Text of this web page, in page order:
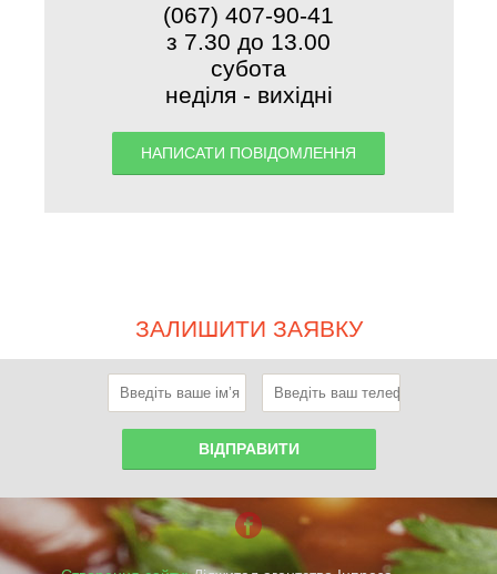
(067) 407-90-41
з 7.30 до 13.00
субота
неділя - вихідні
НАПИСАТИ ПОВІДОМЛЕННЯ
ЗАЛИШИТИ ЗАЯВКУ
ВІДПРАВИТИ